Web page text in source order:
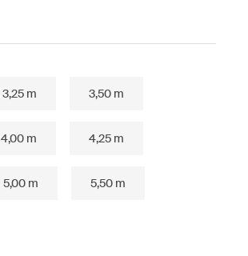
3,25 m 3,50 m
4,00 m 4,25 m
5,00 m 5,50 m